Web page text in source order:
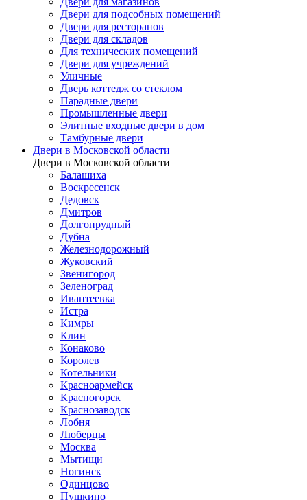
Двери для подсобных помещений
Двери для ресторанов
Двери для складов
Для технических помещений
Двери для учреждений
Уличные
Дверь коттедж со стеклом
Парадные двери
Промышленные двери
Элитные входные двери в дом
Тамбурные двери
Двери в Московской области
Двери в Московской области
Балашиха
Воскресенск
Дедовск
Дмитров
Долгопрудный
Дубна
Железнодорожный
Жуковский
Звенигород
Зеленоград
Ивантеевка
Истра
Кимры
Клин
Конаково
Королев
Котельники
Красноармейск
Красногорск
Краснозаводск
Лобня
Люберцы
Москва
Мытищи
Ногинск
Одинцово
Пушкино